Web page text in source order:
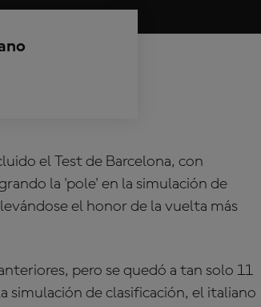
el Test de Barcelona, con
la 'pole' en la simulación de
el honor de la vuelta más
pero se quedó a tan solo 11
simulación de clasificación, el italiano